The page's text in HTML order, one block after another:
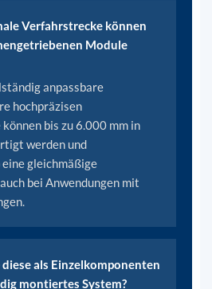
Verfahrstrecke können
Module
anpassbare
hochpräzisen
bis zu 6.000 mm in
werden und
gleichmäßige
bei Anwendungen mit
diese als Einzelkomponenten
montiertes System?